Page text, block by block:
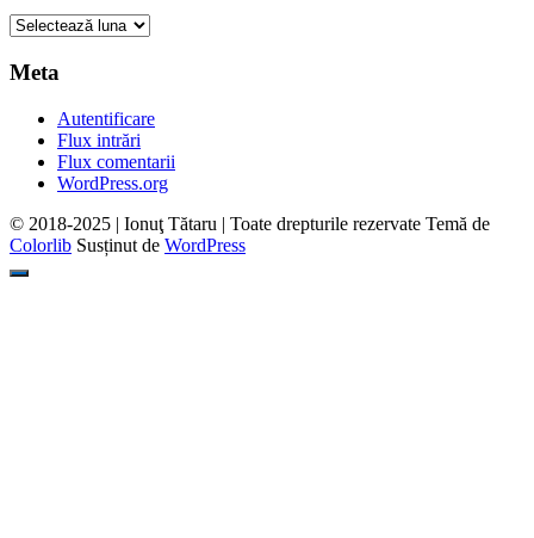
Arhive
Meta
Autentificare
Flux intrări
Flux comentarii
WordPress.org
© 2018-2025 | Ionuţ Tătaru | Toate drepturile rezervate Temă de
Colorlib Susținut de WordPress